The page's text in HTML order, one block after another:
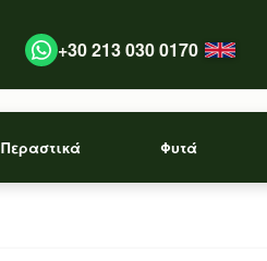
+30 213 030 0170
Περαστικά Φυτά